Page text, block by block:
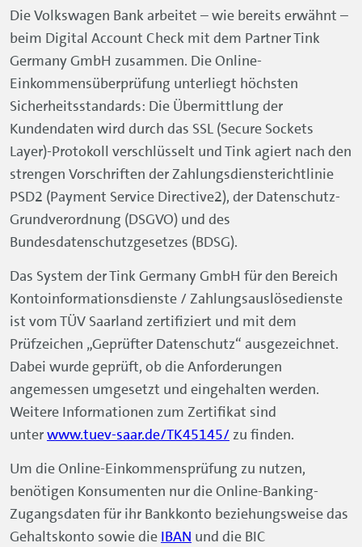
Die Volkswagen Bank arbeitet – wie bereits erwähnt –
beim Digital Account Check mit dem Partner Tink
Germany GmbH zusammen. Die Online-
Einkommensüberprüfung unterliegt höchsten
Sicherheitsstandards: Die Übermittlung der
Kundendaten wird durch das SSL (Secure Sockets
Layer)-Protokoll verschlüsselt und Tink agiert nach den
strengen Vorschriften der Zahlungsdiensterichtlinie
PSD2 (Payment Service Directive2), der Datenschutz-
Grundverordnung (DSGVO) und des
Bundesdatenschutzgesetzes (BDSG).
Das System der Tink Germany GmbH für den Bereich
Kontoinformationsdienste / Zahlungsauslösedienste
ist vom TÜV Saarland zertifiziert und mit dem
Prüfzeichen „Geprüfter Datenschutz“ ausgezeichnet.
Dabei wurde geprüft, ob die Anforderungen
angemessen umgesetzt und eingehalten werden.
Weitere Informationen zum Zertifikat sind
unterwww.tuev-saar.de/TK45145/ zu finden.
Um die Online-Einkommensprüfung zu nutzen,
benötigen Konsumenten nur dieOnline-Banking-
Zugangsdaten für ihr Bankkonto beziehungsweise das
Gehaltskonto sowie die IBAN und die BIC